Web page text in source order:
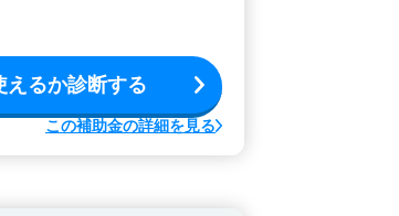
えるか診断する
この補助金の詳細を見る